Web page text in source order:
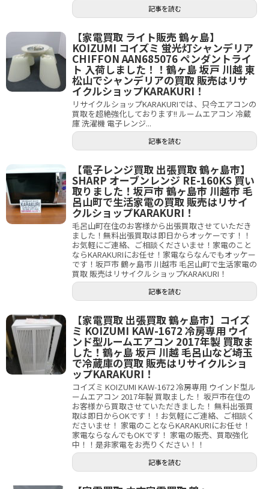
記事を読む
【家電買取 ライト販売 鶴ヶ島】
KOIZUMI コイズミ 蛍光灯シャンデリア
CHIFFON AAN685076 ペンダントライ
ト 入荷しました！！鶴ヶ島 坂戸 川越 東
松山でシャンデリアの買取 販売はリサ
イクルショップKARAKURI！
リサイクルショップKARAKURIでは、只今エアコンの
買取を超絶強化しております!! ルームエアコン 冷蔵
庫 洗濯機 電子レンジ...
記事を読む
【電子レンジ買取 出張買取 鶴ヶ島市】
SHARP オーブンレンジ RE-160KS 買い
取りました！坂戸市 鶴ヶ島市 川越市 毛
呂山町で生活家電の買取 販売はリサイ
クルショップKARAKURI！
毛呂山町在住のお客様から出張買取させていただき
ました！無料出張買取は即日からオッケーです！！
お気軽にご連絡、ご相談くださいませ！家電のこと
ならKARAKURIにお任せ！家電ならなんでもオッケー
です！坂戸市 鶴ヶ島市 川越市 毛呂山町で生活家電の
買取 販売はリサイクルショップKARAKURI！
記事を読む
【家電買取 出張買取 鶴ヶ島市】コイズ
ミ KOIZUMI KAW-1672 冷房専用 ウイ
ンド型ルームエアコン 2017年製 買取ま
した！鶴ヶ島 坂戸 川越 毛呂山など埼玉
で冷蔵庫の買取 販売はリサイクルショ
ップKARAKURI！
コイズミ KOIZUMI KAW-1672 冷房専用 ウインド型ル
ームエアコン 2017年製 買取ました！ 坂戸市在住の
お客様から買取させていただきました！ 無料出張買
取は即日からOKです！！お気軽にご連絡、ご相談く
ださいませ！ 家電のことならKARAKURIにお任せ！
家電ならなんでもOKです！ 家電の販売、買取強化
中！！是非家電をお売りください！！
記事を読む